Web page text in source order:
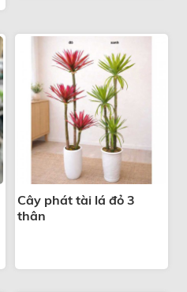
Cây phát tài lá đỏ 3
thân